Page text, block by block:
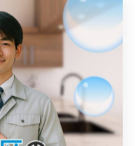
を賢く押さえる
を徹底解説
は、修理箇所や水道管の
異なります。東京都府中
、蛇口やトイレなどの簡